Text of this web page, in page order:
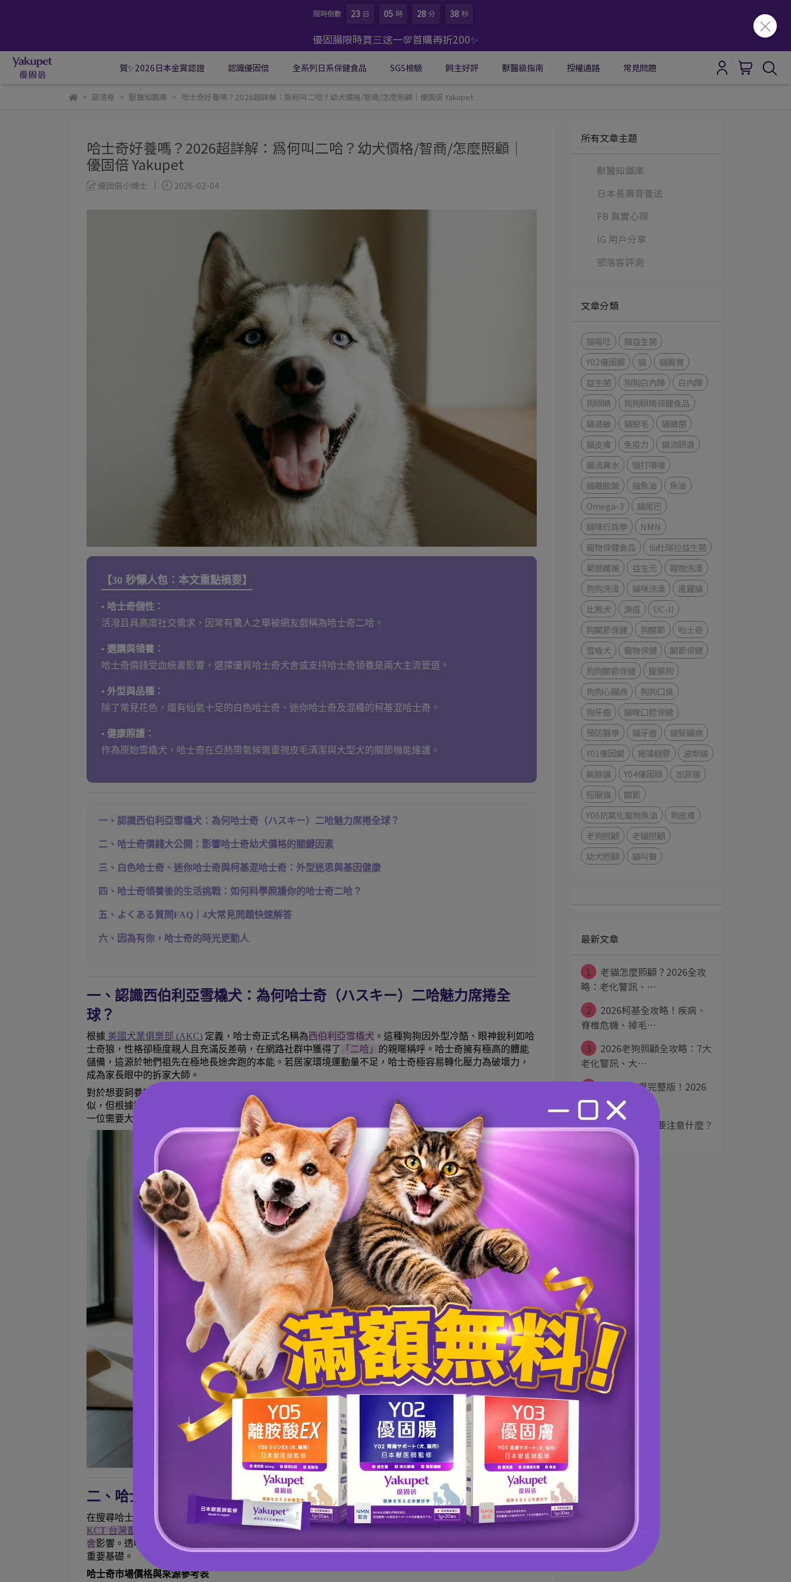
限時倒數 23 日 05 時 28 分 36 秒
優固腸限時買三送一💯首購再折200✨
賀✨2026日本金賞認證 認識優固倍 全系列日系保健食品 SGS檢驗 飼主好評 獸醫級指南 授權通路 常見問題
部落格 獸醫知識庫 哈士奇好養嗎？2026超詳解：為何叫二哈？幼犬價格/智商/怎麼照顧｜優固倍 Yakupet
哈士奇好養嗎？2026超詳解：為何叫二哈？幼犬價格/智商/怎麼照顧｜
優固倍 Yakupet
優固倍小博士 2026-02-04
【30 秒懶人包：本文重點摘要】
• 哈士奇個性：
活潑且具高度社交需求，因常有驚人之舉被網友戲稱為哈士奇二哈。
• 選購與領養：
哈士奇價錢受血統書影響，選擇優質哈士奇犬舍或支持哈士奇領養是兩大主流管道。
• 外型與品種：
除了常見花色，還有仙氣十足的白色哈士奇、迷你哈士奇及混種的柯基混哈士奇。
• 健康照護：
作為原始雪橇犬，哈士奇在亞熱帶氣候需重視皮毛清潔與大型犬的關節機能維護。
一、認識西伯利亞雪橇犬：為何哈士奇（ハスキー）二哈魅力席捲全球？
二、哈士奇價錢大公開：影響哈士奇幼犬價格的關鍵因素
三、白色哈士奇、迷你哈士奇與柯基混哈士奇：外型迷思與基因健康
四、哈士奇領養後的生活挑戰：如何科學照護你的哈士奇二哈？
五、よくある質問FAQ｜4大常見問題快速解答
六、因為有你，哈士奇的時光更動人
一、認識西伯利亞雪橇犬：為何哈士奇（ハスキー）二哈魅力席捲全
球？
根據 美國犬業俱樂部 (AKC) 定義，哈士奇正式名稱為西伯利亞雪橇犬 。這種狗狗因外型冷酷、眼神銳利如哈
士奇狼，性格卻極度親人且充滿反差萌，在網路社群中獲得了
「二哈」
的親暱稱呼。哈士奇擁有極高的體能
儲備，這源於牠們祖先在極地長途奔跑的本能。若居家環境運動量不足，哈士奇極容易轉化壓力為破壞力，
成為家長眼中的拆家大師。
對於想要飼養哈士奇的新手，理解純種哈士奇的心理特質非常重要。雖然哈士奇外表與野性的哈士奇狼神
似，但根據遺傳學研究，牠們早已演化出對人類極高的友善度。飼養哈士奇不僅是擁有一隻寵物，更是迎來
一位需要大量精神互動的夥伴，否則這隻聰明的哈士奇二哈可能會因無聊而發展出行為問題。
二、哈士奇價錢大公開：影響哈士奇幼犬價格的關鍵因素
在搜尋哈士奇價錢時，飼主往往會發現市場行情存在落差。通常哈士奇幼犬價格會受到國際血統證明書（如
KCT 台灣畜犬協會
、父母親賞績、毛色稀有度（如純色的白色哈士奇）以及來源是否合法的專業哈士奇犬
舍影響。透明的價格反映的是繁育者在基因篩檢、親代照護與疫苗上的投入，這也是保障哈士奇幼犬健康的
重要基礎。
哈士奇市場價格與來源參考表
所有文章主題
獸醫知識庫
日本長壽育養法
FB 真實心得
IG 用戶分享
部落客評測
文章分類
貓嘔吐
貓益生菌
Y02優固腸
貓
貓腸胃
益生菌
狗狗白內障
白內障
狗眼睛
狗狗眼睛保健食品
貓過敏
貓脫毛
貓黴菌
貓皮膚
免疫力
貓流眼淚
貓流鼻水
貓打噴嚏
貓離胺酸
貓魚油
魚油
Omega-3
貓尾巴
貓咪行為學
NMN
寵物保健食品
仙杜瑞拉益生菌
菊苣纖維
益生元
寵物洗澡
狗狗洗澡
貓咪洗澡
暹羅貓
比熊犬
淚痕
UC-II
狗關節保健
狗關節
哈士奇
雪橇犬
寵物保健
關節保健
狗狗關節保健
臘腸狗
狗狗心臟病
狗狗口臭
狗牙齒
貓咪口腔保健
預防醫學
貓牙齒
貓腎臟病
Y01優固關
褐藻糖膠
波斯貓
扁臉貓
Y04優固眼
加菲貓
短腿貓
關節
Y06抗氧化寵物魚油
狗皮膚
老狗照顧
老貓照顧
幼犬照顧
貓叫聲
最新文章
1
老貓怎麼照顧？2026全攻
略：老化警訊、⋯
2
2026柯基全攻略！疾病、
脊椎危機、掉毛⋯
3
2026老狗照顧全攻略：7大
老化警訊、大⋯
4 貓叫聲意思完整版！2026
最新12種喵語⋯
5 第一次養小狗要注意什麼？
2026新手必看⋯